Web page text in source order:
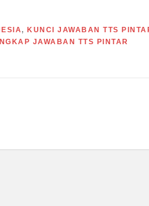
, KUNCI JAWABAN TTS
JAWABAN TTS PINTAR